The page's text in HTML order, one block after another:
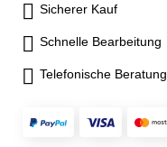
Sicherer Kauf
Schnelle Bearbeitung
Telefonische Beratung